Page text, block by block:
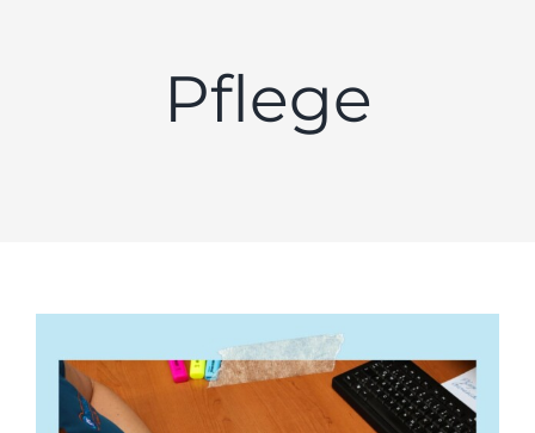
Pflege